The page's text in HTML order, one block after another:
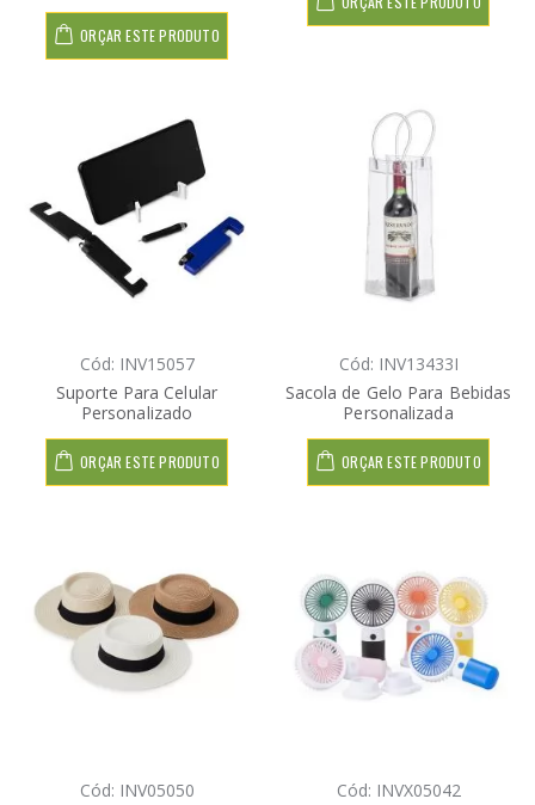
ORÇAR ESTE PRODUTO
Cód: INV15057
Suporte Para Celular
Personalizado
ORÇAR ESTE PRODUTO
Cód: INV13433I
Sacola de Gelo Para Bebidas
Personalizada
ORÇAR ESTE PRODUTO
Cód: INV05050
Cód: INVX05042